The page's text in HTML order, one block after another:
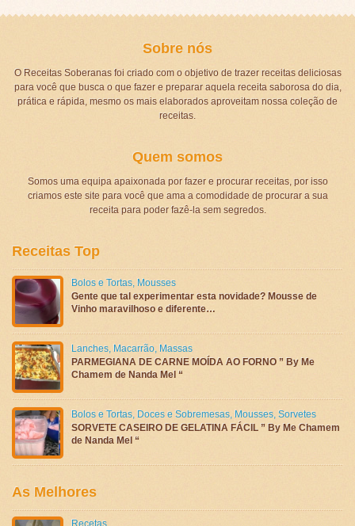
Sobre nós
O Receitas Soberanas foi criado com o objetivo de trazer receitas deliciosas
para você que busca o que fazer e preparar aquela receita saborosa do dia,
prática e rápida, mesmo os mais elaborados aproveitam nossa coleção de
receitas.
Quem somos
Somos uma equipa apaixonada por fazer e procurar receitas, por isso
criamos este site para você que ama a comodidade de procurar a sua
receita para poder fazê-la sem segredos.
Receitas Top
Bolos e Tortas, Mousses
Gente que tal experimentar esta novidade? Mousse de
Vinho maravilhoso e diferente…
Lanches, Macarrão, Massas
PARMEGIANA DE CARNE MOÍDA AO FORNO ” By Me
Chamem de Nanda Mel “
Bolos e Tortas, Doces e Sobremesas, Mousses, Sorvetes
SORVETE CASEIRO DE GELATINA FÁCIL ” By Me Chamem
de Nanda Mel “
As Melhores
Recetas